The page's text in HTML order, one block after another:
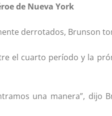
de Nueva York
derrotados, Brunson
el cuarto período y la
una manera”,